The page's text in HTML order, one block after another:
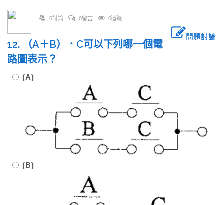
0討論 0留言 0追蹤
問題討論
12. （A＋B）．C可以下列哪一個電
路圖表示？
(A)
(B)